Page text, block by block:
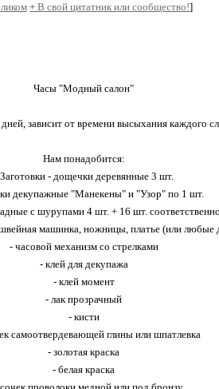
+ В свой цитатник или сообщество!]
Часы "Модный салон"
зависит от времени высыхания каждого
Нам понадобится:
- дощечки деревянные 3 шт.
декупажные "Манекены" и "Узор" по 1 шт.
с шурупами 4 шт. + 16 шт. соответственно
машинка, ножницы, платье (или любые
- часовой механизм со стрелками
- клей для декупажа
- клей момент
- лак прозрачный
- кисти
самоотвердевающей глины или шпатлевка
- золотая краска
- белая краска